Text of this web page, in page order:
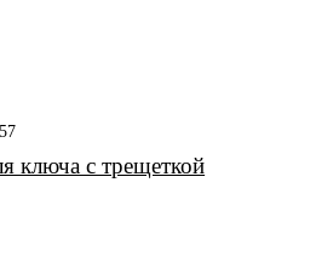
ключа с трещеткой